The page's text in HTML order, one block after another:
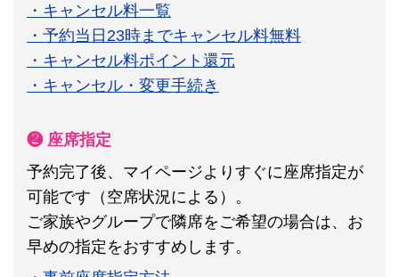
・キャンセル料一覧
・予約当日23時までキャンセル料無料
・キャンセル料ポイント還元
・キャンセル・変更手続き
❷ 座席指定
予約完了後、マイページよりすぐに座席指定が
可能です（空席状況による）。
ご家族やグループで隣席をご希望の場合は、お
早めの指定をおすすめします。